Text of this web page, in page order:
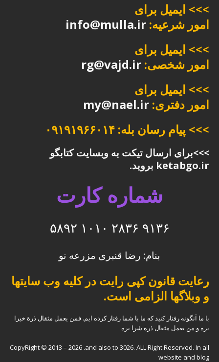
>>> ایمیل برای
امور شرعیه: info@mulla.ir
>>> ایمیل برای
امور شخصی: rg@vajd.ir
>>> ایمیل برای
امور دفتری: my@nael.ir
>>> پیام رسان بله: ۰۹۱۹۱۹۶۶۰۱۴
>>>برای ارسال تیکت به وبسایت کتابگو
ketabgo.ir بروید.
شماره کارت
۹۱۳۶ ۲۸۳۶ ۱۰۱۰ ۵۸۹۲
بنام: رضا قنبری مزرعه نو
رعایت قانون کپی رایت در کلیه وب سایتها
و وبلاگها الزامی است.
با ما آنگونه رفتار کنید که ما با شما رفتار کرده ایم. فمن یعمل مثقال ذرة خیرا
یره و من یعمل مثقال ذرة شرا یره
CopyRight © 2013 – 2026 .and also to 3026. ALL Right Reserved. In all
website and blog